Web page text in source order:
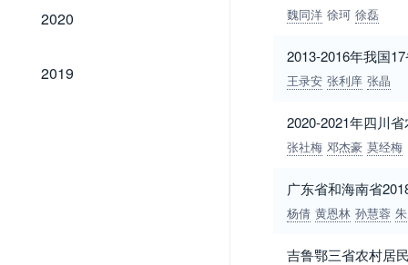
2020
2020
2019
2019
魏同洋 徐珂 徐磊
2013-2016年我国
王录安 张利庠 张晶
2020-2021年四川
张社梅 邓杰豪 莫经梅
广东省和海南省
杨倩 黄恩林 孙慧蓉
吉鲁鄂三省农村居